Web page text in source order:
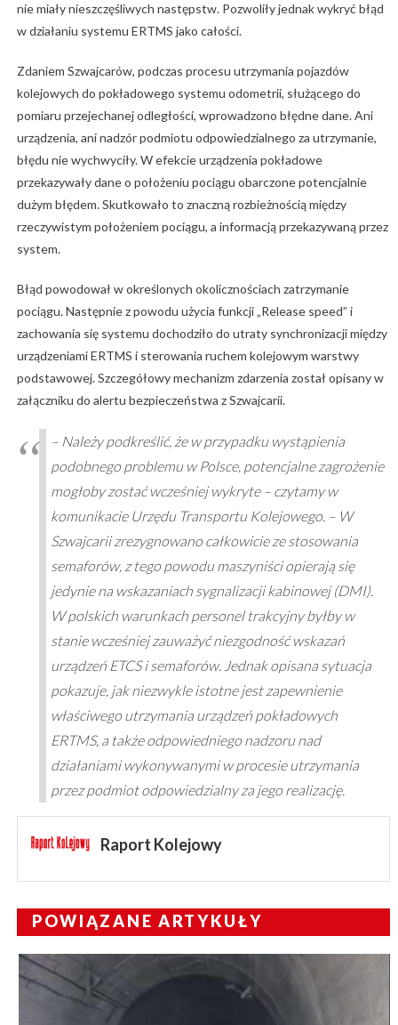
nie miały nieszczęśliwych następstw. Pozwoliły jednak wykryć błąd
w działaniu systemu ERTMS jako całości.
Zdaniem Szwajcarów, podczas procesu utrzymania pojazdów
kolejowych do pokładowego systemu odometrii, służącego do
pomiaru przejechanej odległości, wprowadzono błędne dane. Ani
urządzenia, ani nadzór podmiotu odpowiedzialnego za utrzymanie,
błędu nie wychwyciły. W efekcie urządzenia pokładowe
przekazywały dane o położeniu pociągu obarczone potencjalnie
dużym błędem. Skutkowało to znaczną rozbieżnością między
rzeczywistym położeniem pociągu, a informacją przekazywaną przez
system.
Błąd powodował w określonych okolicznościach zatrzymanie
pociągu. Następnie z powodu użycia funkcji „Release speed” i
zachowania się systemu dochodziło do utraty synchronizacji między
urządzeniami ERTMS i sterowania ruchem kolejowym warstwy
podstawowej. Szczegółowy mechanizm zdarzenia został opisany w
załączniku do alertu bezpieczeństwa z Szwajcarii.
– Należy podkreślić, że w przypadku wystąpienia
podobnego problemu w Polsce, potencjalne zagrożenie
mogłoby zostać wcześniej wykryte – czytamy w
komunikacie Urzędu Transportu Kolejowego. – W
Szwajcarii zrezygnowano całkowicie ze stosowania
semaforów, z tego powodu maszyniści opierają się
jedynie na wskazaniach sygnalizacji kabinowej (DMI).
W polskich warunkach personel trakcyjny byłby w
stanie wcześniej zauważyć niezgodność wskazań
urządzeń ETCS i semaforów. Jednak opisana sytuacja
pokazuje, jak niezwykle istotne jest zapewnienie
właściwego utrzymania urządzeń pokładowych
ERTMS, a także odpowiedniego nadzoru nad
działaniami wykonywanymi w procesie utrzymania
przez podmiot odpowiedzialny za jego realizację.
Raport Kolejowy
POWIĄZANE ARTYKUŁY